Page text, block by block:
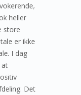
heller
store
er ikke
I dag
at
Det